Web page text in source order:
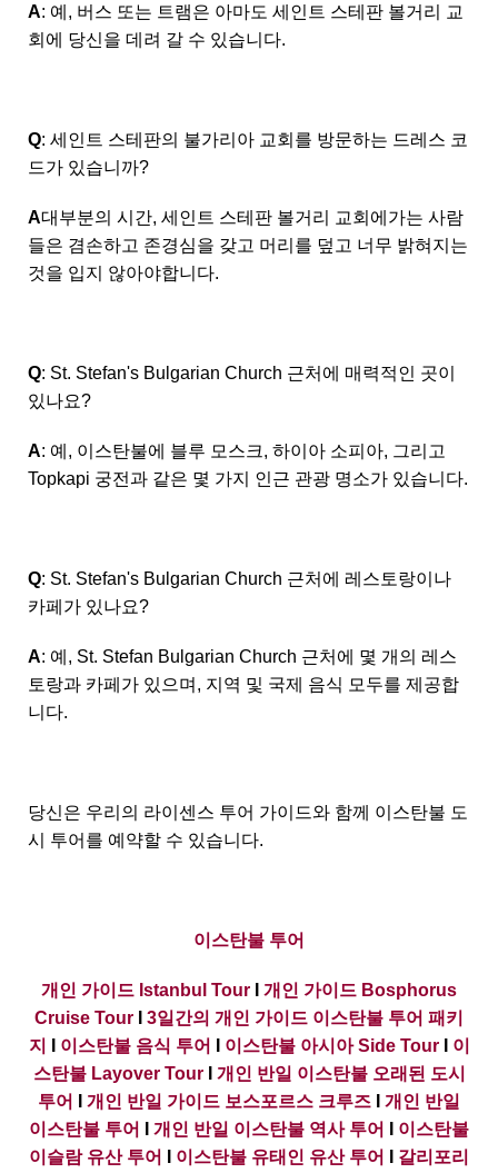
A: 예, 버스 또는 트램은 아마도 세인트 스테판 볼거리 교
회에 당신을 데려 갈 수 있습니다.
Q: 세인트 스테판의 불가리아 교회를 방문하는 드레스 코
드가 있습니까?
A대부분의 시간, 세인트 스테판 볼거리 교회에가는 사람
들은 겸손하고 존경심을 갖고 머리를 덮고 너무 밝혀지는
것을 입지 않아야합니다.
Q: St. Stefan's Bulgarian Church 근처에 매력적인 곳이
있나요?
A: 예, 이스탄불에 블루 모스크, 하이아 소피아, 그리고
Topkapi 궁전과 같은 몇 가지 인근 관광 명소가 있습니다.
Q: St. Stefan's Bulgarian Church 근처에 레스토랑이나
카페가 있나요?
A: 예, St. Stefan Bulgarian Church 근처에 몇 개의 레스
토랑과 카페가 있으며, 지역 및 국제 음식 모두를 제공합
니다.
당신은 우리의 라이센스 투어 가이드와 함께 이스탄불 도
시 투어를 예약할 수 있습니다.
이스탄불 투어
개인 가이드 Istanbul Tour
개인 가이드 Bosphorus
Cruise Tour
3일간의 개인 가이드 이스탄불 투어 패키
지
이스탄불 음식 투어 이스탄불 아시아 Side TourI 이
스탄불 Layover TourI 개인 반일 이스탄불 오래된 도시
투어
개인 반일 가이드 보스포르스 크루즈
개인 반일
이스탄불 투어
개인 반일 이스탄불 역사 투어
이스탄불
이슬람 유산 투어
이스탄불 유태인 유산 투어 갈리포리